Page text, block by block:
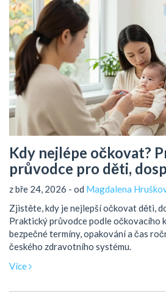
Kdy nejlépe očkovat?
průvodce pro děti,
z bře 24, 2026 - od Magdalena
Zjistěte, kdy je nejlepší očkovat děti,
Praktický průvodce podle očkovacího
bezpečné termíny, opakování a čas
českého zdravotního systému.
Více